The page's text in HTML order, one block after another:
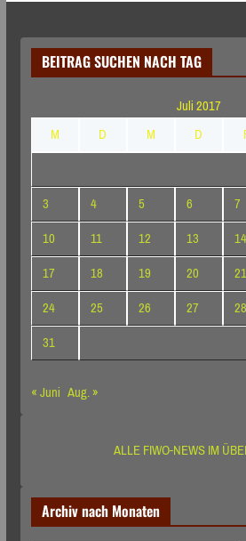
BEITRAG SUCHEN NACH TAG
Juli 2017
M
D M D
3
4 5 6 7
10
11 12 13 14
17
18 19 20 21
24
25 26 27 28
31
« Juni Aug. »
ALLE FIWO-NEWS IM
Archiv nach Monaten